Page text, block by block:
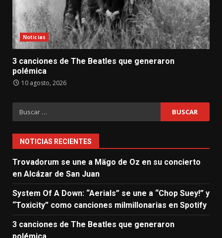
Noticias
3 canciones de The Beatles que generaron
polémica
10 agosto, 2026
Buscar:
NOTICIAS RECIENTES
Trovadorum se une a Mägo de Oz en su concierto
en Alcázar de San Juan
System Of A Down: “Aerials” se une a “Chop Suey!” y
“Toxicity” como canciones milmillonarias en Spotify
3 canciones de The Beatles que generaron